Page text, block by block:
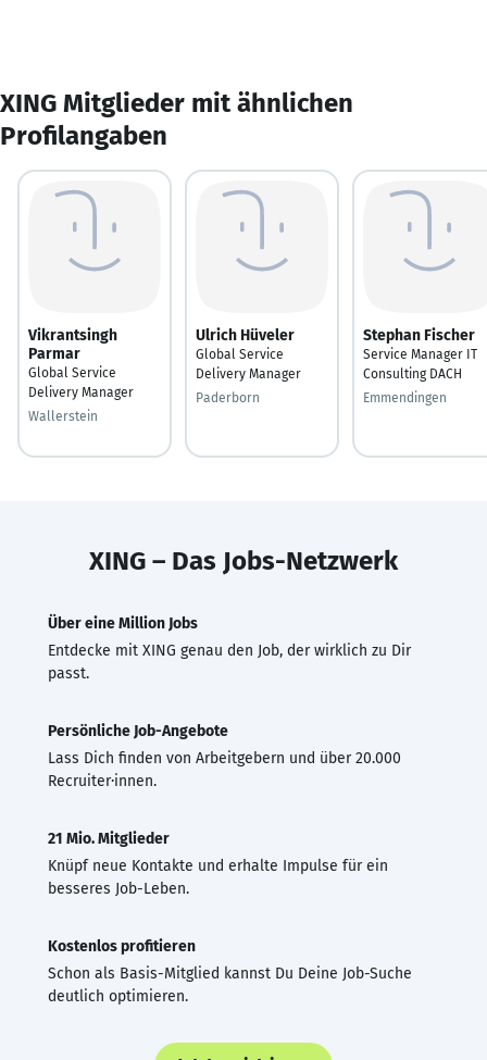
XING Mitglieder mit ähnlichen
Profilangaben
Vikrantsingh
Parmar
Global Service
Delivery Manager
Wallerstein
Ulrich Hüveler
Global Service
Delivery Manager
Paderborn
Stephan Fischer
Service Manager IT
Consulting DACH
Emmendingen
XING – Das Jobs-Netzwerk
Über eine Million Jobs
Entdecke mit XING genau den Job, der wirklich zu Dir
passt.
Persönliche Job-Angebote
Lass Dich finden von Arbeitgebern und über 20.000
Recruiter·innen.
21 Mio. Mitglieder
Knüpf neue Kontakte und erhalte Impulse für ein
besseres Job-Leben.
Kostenlos profitieren
Schon als Basis-Mitglied kannst Du Deine Job-Suche
deutlich optimieren.